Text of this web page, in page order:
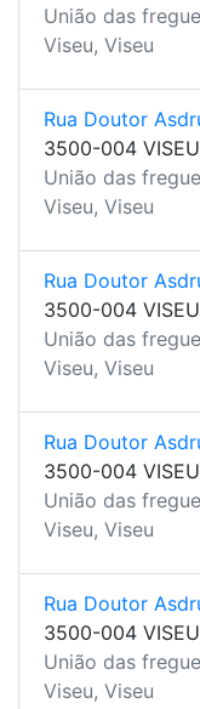
União das
Viseu, Viseu
Rua Doutor
3500-004 VISEU
União das
Viseu, Viseu
Rua Doutor
3500-004 VISEU
União das
Viseu, Viseu
Rua Doutor
3500-004 VISEU
União das
Viseu, Viseu
Rua Doutor
3500-004 VISEU
União das
Viseu, Viseu